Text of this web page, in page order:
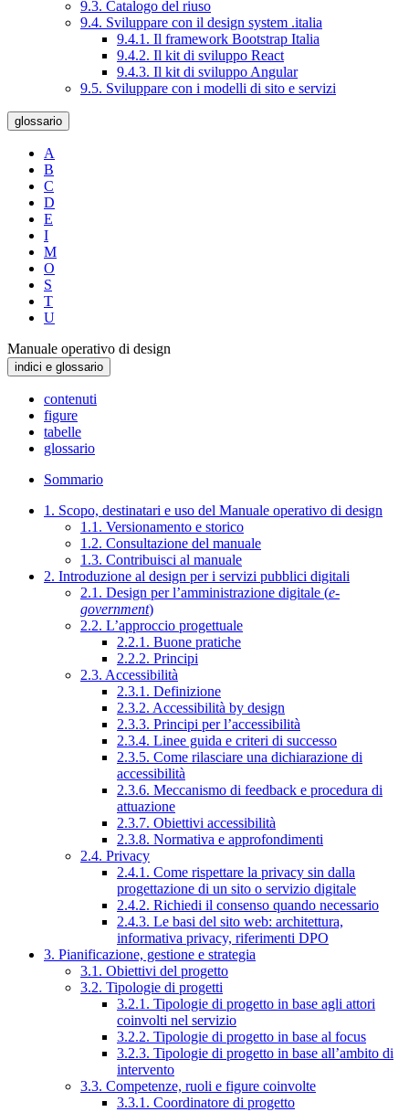
9.3. Catalogo del riuso
9.4. Sviluppare con il design system .italia
9.4.1. Il framework Bootstrap Italia
9.4.2. Il kit di sviluppo React
9.4.3. Il kit di sviluppo Angular
9.5. Sviluppare con i modelli di sito e servizi
glossario
A
B
C
D
E
I
M
O
S
T
U
Manuale operativo di design
indici e glossario
contenuti
figure
tabelle
glossario
Sommario
1. Scopo, destinatari e uso del Manuale operativo di design
1.1. Versionamento e storico
1.2. Consultazione del manuale
1.3. Contribuisci al manuale
2. Introduzione al design per i servizi pubblici digitali
2.1. Design per l’amministrazione digitale (e-
government)
2.2. L’approccio progettuale
2.2.1. Buone pratiche
2.2.2. Principi
2.3. Accessibilità
2.3.1. Definizione
2.3.2. Accessibilità by design
2.3.3. Principi per l’accessibilità
2.3.4. Linee guida e criteri di successo
2.3.5. Come rilasciare una dichiarazione di
accessibilità
2.3.6. Meccanismo di feedback e procedura di
attuazione
2.3.7. Obiettivi accessibilità
2.3.8. Normativa e approfondimenti
2.4. Privacy
2.4.1. Come rispettare la privacy sin dalla
progettazione di un sito o servizio digitale
2.4.2. Richiedi il consenso quando necessario
2.4.3. Le basi del sito web: architettura,
informativa privacy, riferimenti DPO
3. Pianificazione, gestione e strategia
3.1. Obiettivi del progetto
3.2. Tipologie di progetti
3.2.1. Tipologie di progetto in base agli attori
coinvolti nel servizio
3.2.2. Tipologie di progetto in base al focus
3.2.3. Tipologie di progetto in base all’ambito di
intervento
3.3. Competenze, ruoli e figure coinvolte
3.3.1. Coordinatore di progetto